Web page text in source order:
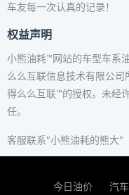
车友每一次认真的记录！
权益声明
小熊油耗™网站的车型车系
么么互联信息技术有限公
得么么互联™的授权。未经
任。
客服联系"小熊油耗的熊大"
今日油价 汽